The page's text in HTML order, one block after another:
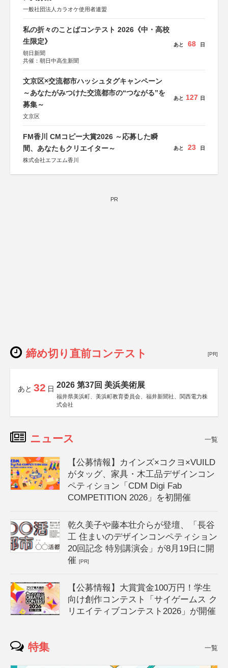
一般社団法人カラオケ使用者連盟
私の折々のことばコンテスト 2026《中・高校
生限定》
朝日新聞
共催：朝日中高生新聞
あと 68 日
文京区×交流都市ハッシュタグキャンペーン
～あなたがみつけた交流都市の“つながる”を
募集～
文京区
あと 127 日
FM香川 CMコピー大賞2026 ～応募した瞬
間、あなたもクリエイター～
株式会社エフエム香川
あと 23 日
PR
締め切り直前コンテスト [PR]
あと 32 日 2026 第37回 美浜美術展
福井県美浜町、美浜町教育委員会、福井新聞社、関西電力株
式会社
ニュース 一覧
【公募情報】カインズ×コクヨ×VUILD
がタッグ、家具・木工品デザインコン
ペティション「CDM Digi Fab
COMPETITION 2026」を初開催
乾久美子や藤本壮介らが登壇、「長谷
工 住まいのデザインコンペティション
20回記念 特別講演会」が8月19日に開
催[PR]
【公募情報】大賞賞金100万円！学生
向け創作コンテスト「サイゲームス ク
リエイティブコンテスト2026」が開催
特集 一覧